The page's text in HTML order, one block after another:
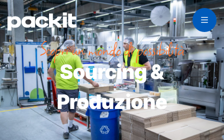
Scopri un mondo di possibilità
Sourcing &
Produzione